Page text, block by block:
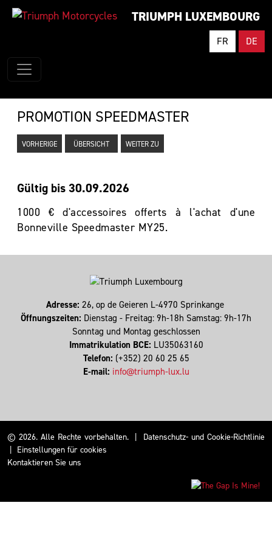
TRIUMPH LUXEMBOURG
FR DE
PROMOTION SPEEDMASTER
VORHERIGE ÜBERSICHT WEITER ZU
Gültig bis 30.09.2026
1000 € d'accessoires offerts à l'achat d'une
Bonneville Speedmaster MY25.
Adresse: 26, op de Geieren L-4970 Sprinkange
Öffnungszeiten: Dienstag - Freitag: 9h-18h Samstag: 9h-17h
Sonntag und Montag geschlossen
Immatrikulation BCE: LU35063160
Telefon: (+352) 20 60 25 65
E-mail: info@triumph-lux.lu
© 2026. Alle Rechte vorbehalten.
Datenschutz- und Cookie-Richtlinie
Einstellungen für cookies
Kontaktieren Sie uns